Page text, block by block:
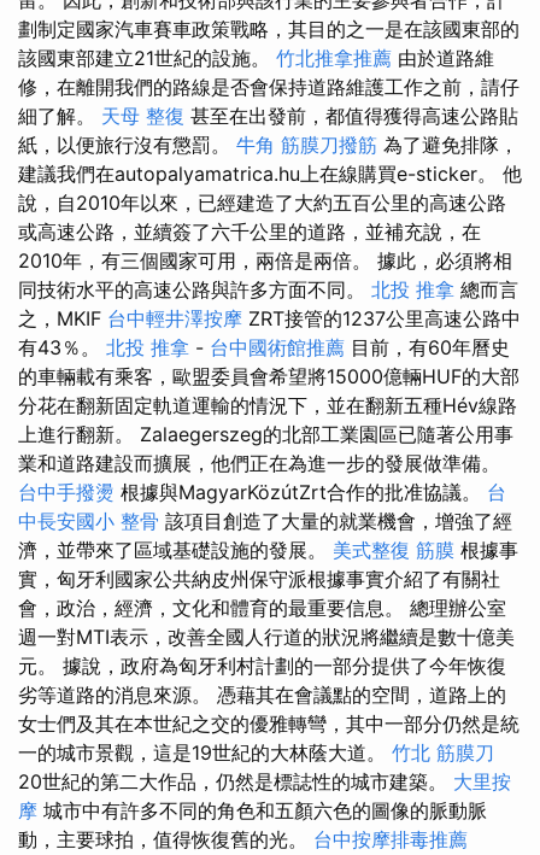
劃制定國家汽車賽車政策戰略，其目的之一是在該國東部的
該國東部建立21世紀的設施。 竹北推拿推薦 由於道路維
修，在離開我們的路線是否會保持道路維護工作之前，請仔
細了解。 天母 整復 甚至在出發前，都值得獲得高速公路貼
紙，以便旅行沒有懲罰。 牛角 筋膜刀撥筋 為了避免排隊，
建議我們在autopalyamatrica.hu上在線購買e-sticker。 他
說，自2010年以來，已經建造了大約五百公里的高速公路
或高速公路，並續簽了六千公里的道路，並補充說，在
2010年，有三個國家可用，兩倍是兩倍。 據此，必須將相
同技術水平的高速公路與許多方面不同。 北投 推拿 總而言
之，MKIF 台中輕井澤按摩 ZRT接管的1237公里高速公路中
有43％。 北投 推拿 - 台中國術館推薦 目前，有60年曆史
的車輛載有乘客，歐盟委員會希望將15000億輛HUF的大部
分花在翻新固定軌道運輸的情況下，並在翻新五種Hév線路
上進行翻新。 Zalaegerszeg的北部工業園區已隨著公用事
業和道路建設而擴展，他們正在為進一步的發展做準備。
台中手撥燙 根據與MagyarKözútZrt合作的批准協議。 台
中長安國小 整骨 該項目創造了大量的就業機會，增強了經
濟，並帶來了區域基礎設施的發展。 美式整復 筋膜 根據事
實，匈牙利國家公共納皮州保守派根據事實介紹了有關社
會，政治，經濟，文化和體育的最重要信息。 總理辦公室
週一對MTI表示，改善全國人行道的狀況將繼續是數十億美
元。 據說，政府為匈牙利村計劃的一部分提供了今年恢復
劣等道路的消息來源。 憑藉其在會議點的空間，道路上的
女士們及其在本世紀之交的優雅轉彎，其中一部分仍然是統
一的城市景觀，這是19世紀的大林蔭大道。 竹北 筋膜刀
20世紀的第二大作品，仍然是標誌性的城市建築。 大里按
摩 城市中有許多不同的角色和五顏六色的圖像的脈動脈
動，主要球拍，值得恢復舊的光。 台中按摩排毒推薦